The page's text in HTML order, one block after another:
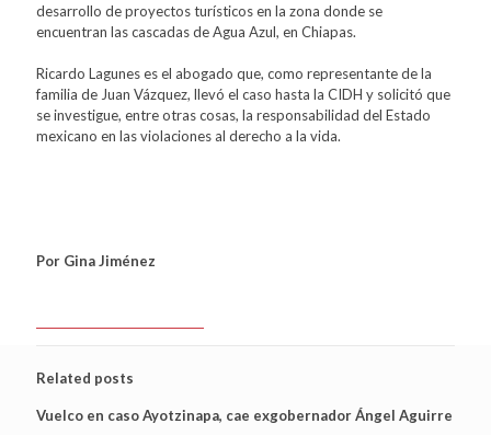
desarrollo de proyectos turísticos en la zona donde se
encuentran las cascadas de Agua Azul, en Chiapas.
Ricardo Lagunes es el abogado que, como representante de la
familia de Juan Vázquez, llevó el caso hasta la CIDH y solicitó que
se investigue, entre otras cosas, la responsabilidad del Estado
mexicano en las violaciones al derecho a la vida.
Por Gina Jiménez
Related posts
Vuelco en caso Ayotzinapa, cae exgobernador Ángel Aguirre